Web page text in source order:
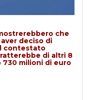
che
deciso di
contestato
di altri 8
730 milioni di euro